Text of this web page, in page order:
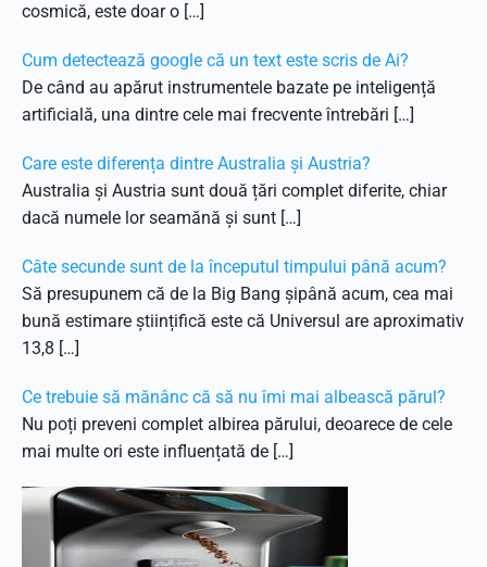
cosmică, este doar o […]
Cum detectează google că un text este scris de Ai?
De când au apărut instrumentele bazate pe inteligență
artificială, una dintre cele mai frecvente întrebări […]
Care este diferența dintre Australia și Austria?
Australia și Austria sunt două țări complet diferite, chiar
dacă numele lor seamănă și sunt […]
Câte secunde sunt de la începutul timpului până acum?
Să presupunem că de la Big Bang șipână acum, cea mai
bună estimare științifică este că Universul are aproximativ
13,8 […]
Ce trebuie să mănânc că să nu îmi mai albească părul?
Nu poți preveni complet albirea părului, deoarece de cele
mai multe ori este influențată de […]